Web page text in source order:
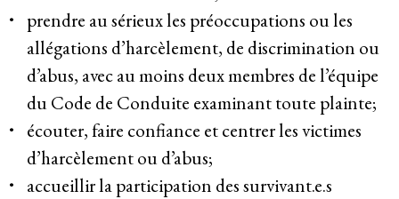
prendre au sérieux les préoccupations ou les
allégations d’harcèlement, de discrimination ou
d’abus, avec au moins deux membres de l’équipe
du Code de Conduite examinant toute plainte;
écouter, faire confiance et centrer les victimes
d’harcèlement ou d’abus;
accueillir la participation des survivant.e.s